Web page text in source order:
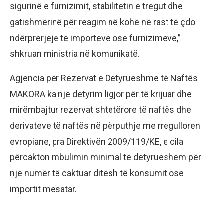
sigurinë e furnizimit, stabilitetin e tregut dhe
gatishmërinë për reagim në kohë në rast të çdo
ndërprerjeje të importeve ose furnizimeve,”
shkruan ministria në komunikatë.
Agjencia për Rezervat e Detyrueshme të Naftës
MAKORA ka një detyrim ligjor për të krijuar dhe
mirëmbajtur rezervat shtetërore të naftës dhe
derivateve të naftës në përputhje me rregulloren
evropiane, pra Direktivën 2009/119/KE, e cila
përcakton mbulimin minimal të detyrueshëm për
një numër të caktuar ditësh të konsumit ose
importit mesatar.